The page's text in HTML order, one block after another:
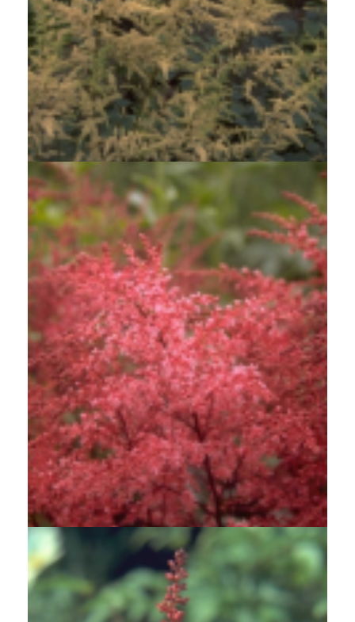
Spirea
Astilbe rivularis
Spirea
Astilbe 'Aphrodite'